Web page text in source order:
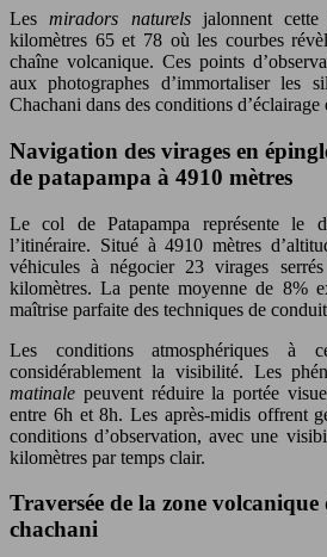
Lesmiradors naturels jalonnent
kilomètres 65 et 78 où les courbes
chaîne volcanique. Ces points
aux photographes d’immortaliser les
Chachani dans des conditions d’éclairage
Navigation des virages en
de patapampa à 4910 mètres
Le col de Patapampa représente le
l’itinéraire. Situé à 4910 mètres
véhicules à négocier 23 virages
kilomètres. La pente moyenne de 8%
maîtrise parfaite des techniques de
Les conditions atmosphériques à
considérablement la visibilité. Les
matinale peuvent réduire la portée
entre 6h et 8h. Les après-midis offrent
conditions d’observation, avec une
kilomètres par temps clair.
Traversée de la zone
chachani